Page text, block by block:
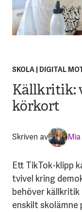
SKOLA| DIGITAL
Källkritik:
körkort
Skriven av Mia
Ett TikTok-klipp
tvivel kring
behöver
enskilt skolämne